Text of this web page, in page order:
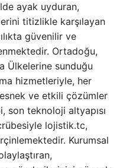
ayak uyduran,
titizlikle karşılayan
güvenilir ve
Ortadoğu,
Ülkelerine sunduğu
hizmetleriyle, her
ve etkili çözümler
son teknoloji altyapısı
lojistik.tc,
Kurumsal